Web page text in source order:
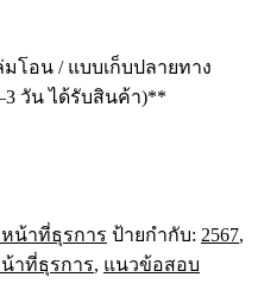
มโอน / แบบเก็บปลายทาง
วัน ได้รับสินค้า)**
หน้าที่ธุรการ ป้ายกำกับ: 2567,
น้าที่ธุรการ, แนวข้อสอบ